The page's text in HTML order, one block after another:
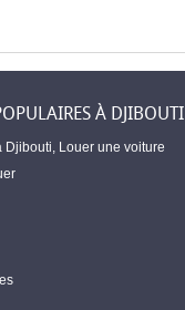
À DJIBOUTI
Djibouti Louer une voiture